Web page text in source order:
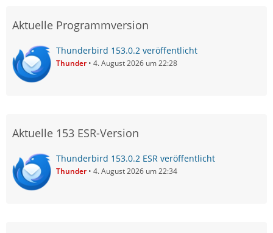
Aktuelle Programmversion
Thunderbird 153.0.2 veröffentlicht
Thunder 4. August 2026 um 22:28
Aktuelle 153 ESR-Version
Thunderbird 153.0.2 ESR veröffentlicht
Thunder 4. August 2026 um 22:34